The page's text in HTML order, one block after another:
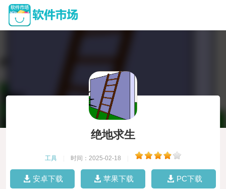
绝地求生
工具 时间：2025-02-18
安卓下载 苹果下载 PC下载